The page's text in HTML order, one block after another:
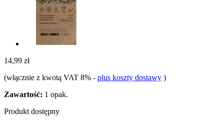
14,99 zł
(włącznie z kwotą VAT 8% - plus koszty dostawy )
Zawartość: 1 opak.
Produkt dostępny